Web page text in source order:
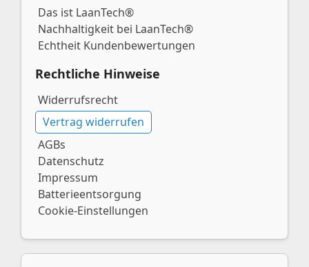
Das ist LaanTech®
Nachhaltigkeit bei LaanTech®
Echtheit Kundenbewertungen
Rechtliche Hinweise
Widerrufsrecht
Vertrag widerrufen
AGBs
Datenschutz
Impressum
Batterieentsorgung
Cookie-Einstellungen